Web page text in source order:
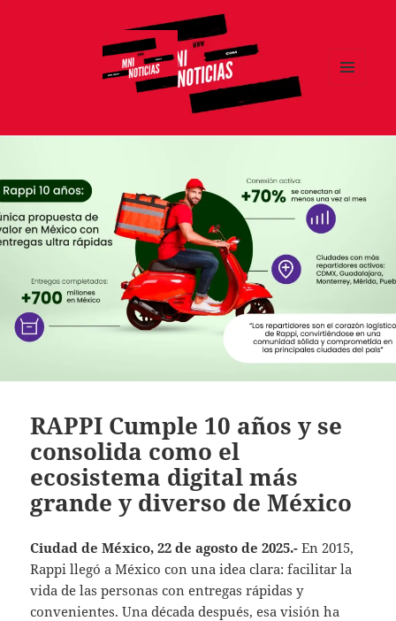
RAPPI Cumple 10 años y se
consolida como el
ecosistema digital más
grande y diverso de México
Ciudad de México, 22 de agosto de 2025.- En 2015,
Rappi llegó a México con una idea clara: facilitar la
vida de las personas con entregas rápidas y
convenientes. Una década después, esa visión ha